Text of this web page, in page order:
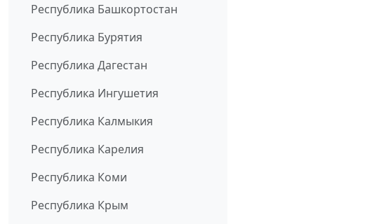
Республика Башкортостан
Республика Бурятия
Республика Дагестан
Республика Ингушетия
Республика Калмыкия
Республика Карелия
Республика Коми
Республика Крым